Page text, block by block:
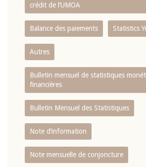
crédit de l‘UMOA
Balance des paiements Statistics
Autres
Bulletin mensuel de statistiques
financières
Bulletin Mensuel des Statistiques
Note d’information
Note mensuelle de conjoncture